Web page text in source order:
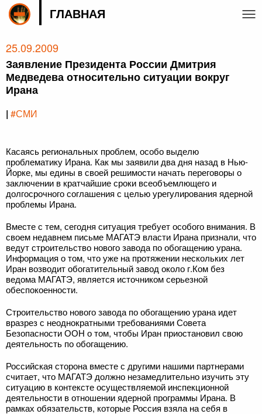
ГЛАВНАЯ
25.09.2009
Заявление Президента России Дмитрия
Медведева относительно ситуации вокруг
Ирана
| #СМИ
Касаясь региональных проблем, особо выделю
проблематику Ирана. Как мы заявили два дня назад в Нью-
Йорке, мы едины в своей решимости начать переговоры о
заключении в кратчайшие сроки всеобъемлющего и
долгосрочного соглашения с целью урегулирования ядерной
проблемы Ирана.
Вместе с тем, сегодня ситуация требует особого внимания. В
своем недавнем письме МАГАТЭ власти Ирана признали, что
ведут строительство нового завода по обогащению урана.
Информация о том, что уже на протяжении нескольких лет
Иран возводит обогатительный завод около г.Ком без
ведома МАГАТЭ, является источником серьезной
обеспокоенности.
Строительство нового завода по обогащению урана идет
вразрез с неоднократными требованиями Совета
Безопасности ООН о том, чтобы Иран приостановил свою
деятельность по обогащению.
Российская сторона вместе с другими нашими партнерами
считает, что МАГАТЭ должно незамедлительно изучить эту
ситуацию в контексте осуществляемой инспекционной
деятельности в отношении ядерной программы Ирана. В
рамках обязательств, которые Россия взяла на себя в